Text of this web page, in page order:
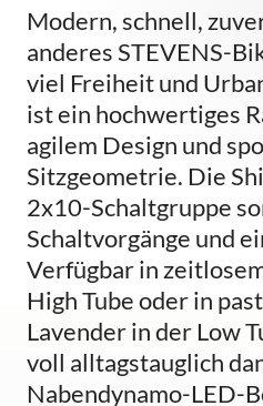
Modern, schnell,
anderes STEVENS-
viel Freiheit und
ist ein hochwertiges
agilem Design und
Sitzgeometrie. Die
2x10-Schaltgruppe
Schaltvorgänge und
Verfügbar in
High Tube oder in
Lavender in der Low
voll alltagstauglich
Nabendynamo-LED-